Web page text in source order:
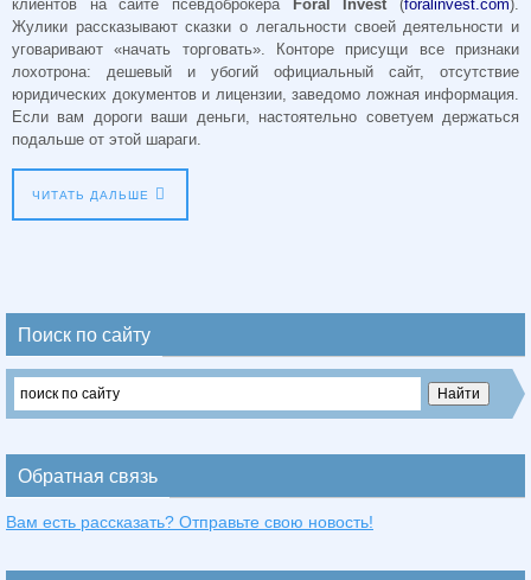
клиентов на сайте псевдоброкера Foral Invest (foralinvest.com).
Жулики рассказывают сказки о легальности своей деятельности и
уговаривают «начать торговать». Конторе присущи все признаки
лохотрона: дешевый и убогий официальный сайт, отсутствие
юридических документов и лицензии, заведомо ложная информация.
Если вам дороги ваши деньги, настоятельно советуем держаться
подальше от этой шараги.
ЧИТАТЬ ДАЛЬШЕ
Поиск по сайту
Обратная связь
Вам есть рассказать? Отправьте свою новость!